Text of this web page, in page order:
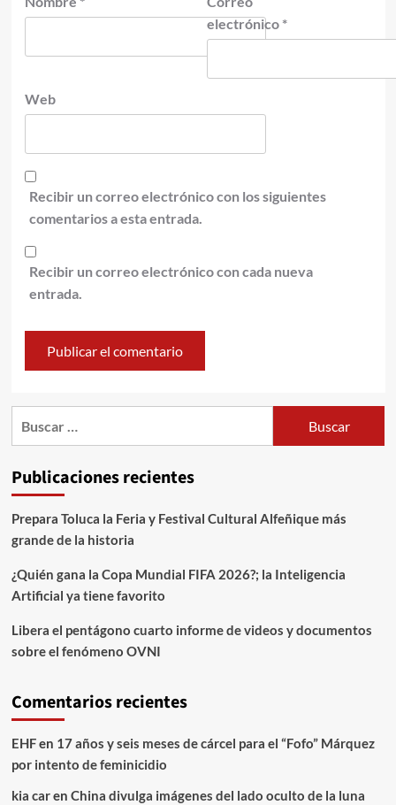
electrónico *
Web
Recibir un correo electrónico con los siguientes
comentarios a esta entrada.
Recibir un correo electrónico con cada nueva
entrada.
Publicaciones recientes
Prepara Toluca la Feria y Festival Cultural Alfeñique más
grande de la historia
¿Quién gana la Copa Mundial FIFA 2026?; la Inteligencia
Artificial ya tiene favorito
Libera el pentágono cuarto informe de videos y documentos
sobre el fenómeno OVNI
Comentarios recientes
EHFen 17 años y seis meses de cárcel para el “Fofo” Márquez
por intento de feminicidio
kia caren China divulga imágenes del lado oculto de la luna